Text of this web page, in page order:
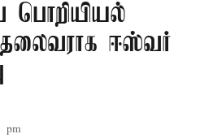
தலைவராக ஈஸ்வர்
pm